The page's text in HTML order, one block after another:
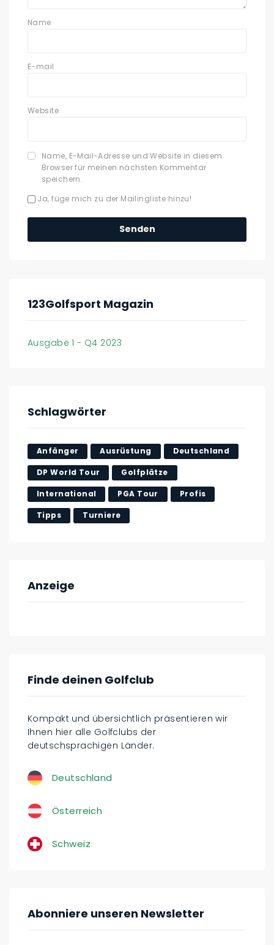
Name
E-mail
Website
Name, E-Mail-Adresse und Website in diesem
Browser für meinen nächsten Kommentar
speichern.
Ja, füge mich zu der Mailingliste hinzu!
123Golfsport Magazin
Ausgabe 1 - Q4 2023
Schlagwörter
Anfänger Ausrüstung Deutschland
DP World Tour Golfplätze
International PGA Tour Profis
Tipps Turniere
Anzeige
Finde deinen Golfclub
Kompakt und übersichtlich präsentieren wir
Ihnen hier alle Golfclubs der
deutschsprachigen Länder.
Deutschland
Österreich
Schweiz
Abonniere unseren Newsletter